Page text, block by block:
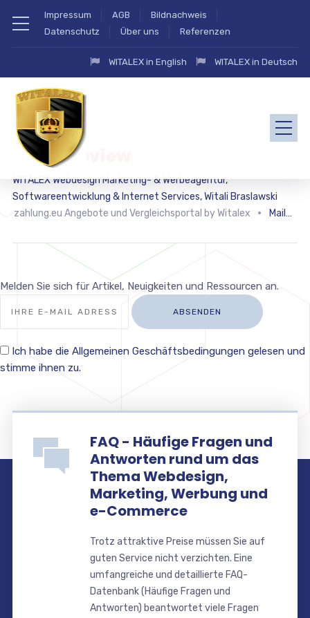
Impressum AGB
Bildnachweis
Datenschutz
Über uns Referenzen
WITALEX in English WITALEX in Deutsch
Form Preview
WITALEX Webdesign Marketing- & Werbeagentur,
Softwareentwicklung & Internet Services, Witali Braslawski
zahlung.eu Angebote und Vergleichsportal by Witalex
MailChimp for WordPress: Form Preview
Melden Sie sich für Artikel, Neuigkeiten und Ressourcen an.
Ich habe die Allgemeinen Geschäftsbedingungen gelesen und
stimme ihnen zu.
FAQ - Häufige Fragen und
Antworten rund um das
Thema Webdesign,
Marketing, Werbung und
e-Commerce
Trotz attraktive Preise müssen Sie auf
guten Service nicht verzichten. Eine
umfangreiche und detaillierte FAQ-
Datenbank (Häufige Fragen und
Antworten) beantwortet viele Fragen